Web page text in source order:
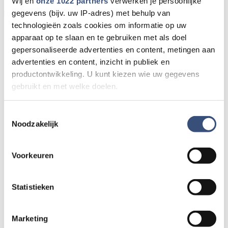
gegevens (bijv. uw IP-adres) met behulp van
technologieën zoals cookies om informatie op uw
apparaat op te slaan en te gebruiken met als doel
gepersonaliseerde advertenties en content, metingen aan
advertenties en content, inzicht in publiek en
productontwikkeling. U kunt kiezen wie uw gegevens
gebruikt en met welke doelen.
Informatie verzamelen over uw geografische locatie,
Uw apparaat identificeren door het actief te scannen
op specifieke eigenschappen (fingerprinting)
verwerkt en stel uw voorkeuren in het
detailgedeelte in.
Noodzakelijk
Voorkeuren
Statistieken
Marketing
Door Internetredactie Omroep Archipel